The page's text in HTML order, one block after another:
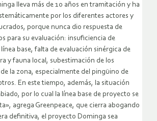
lleva más de 10 años en tramitación y ha
por los diferentes actores y
porque nunca dio respuesta de
para su evaluación: insuficiencia de
base, falta de evaluación sinérgica de
y fauna local, subestimación de los
la zona, especialmente del pingüino de
En este tiempo, además, la situación
por lo cual la línea base de proyecto se
agrega Greenpeace, que cierra abogando
definitiva, el proyecto Dominga sea